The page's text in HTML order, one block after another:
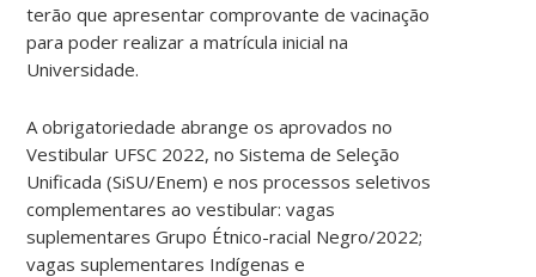
terão que apresentar comprovante de vacinação
para poder realizar a matrícula inicial na
Universidade.
A obrigatoriedade abrange os aprovados no
Vestibular UFSC 2022, no Sistema de Seleção
Unificada (SiSU/Enem) e nos processos seletivos
complementares ao vestibular: vagas
suplementares Grupo Étnico-racial Negro/2022;
vagas suplementares Indígenas e